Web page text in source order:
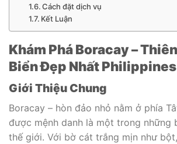
Cách đặt dịch vụ
Kết Luận
Khám Phá Boracay –
Biển Đẹp Nhất Philippines
Giới Thiệu Chung
Boracay – hòn đảo nhỏ nằm ở phía
được mệnh danh là một trong những
thế giới. Với bờ cát trắng mịn như